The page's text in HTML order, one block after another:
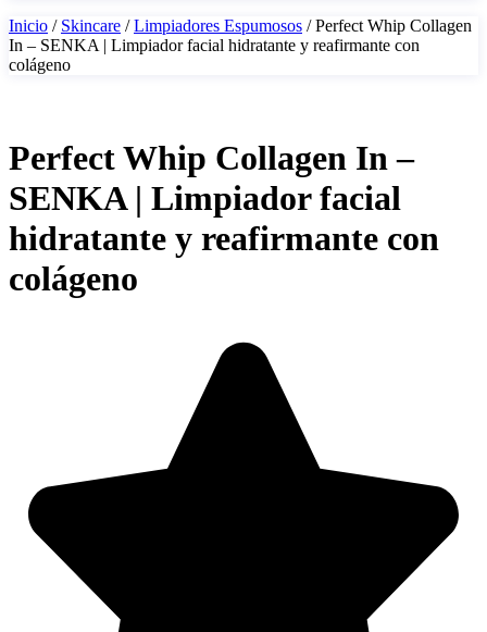
Inicio / Skincare /Limpiadores Espumosos / Perfect Whip Collagen
In – SENKA | Limpiador facial hidratante y reafirmante con
colágeno
Perfect Whip Collagen In –
SENKA | Limpiador facial
hidratante y reafirmante con
colágeno